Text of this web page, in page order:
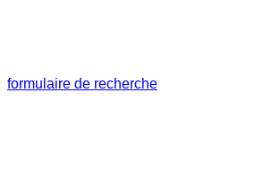
formulaire de recherche